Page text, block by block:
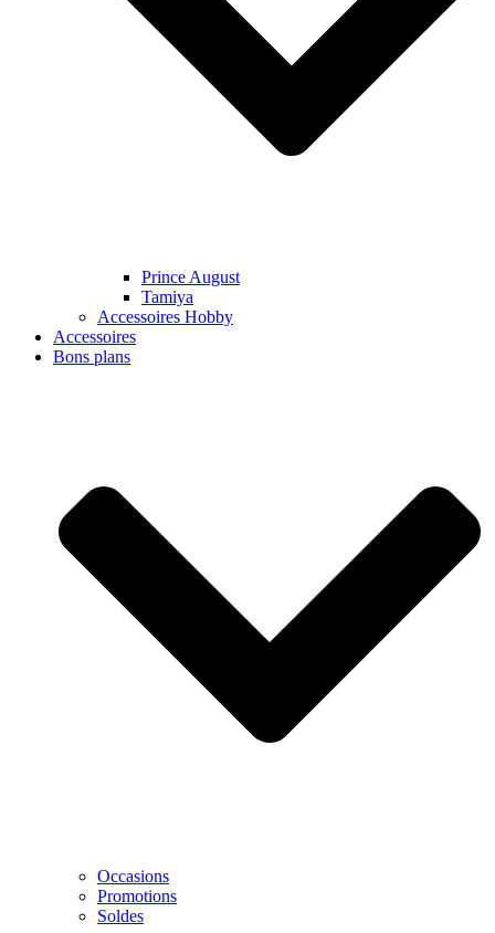
Prince August
Tamiya
Accessoires Hobby
Accessoires
Bons plans
Occasions
Promotions
Soldes